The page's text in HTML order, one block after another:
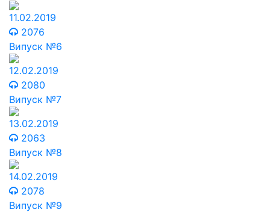
11.02.2019
2076
Випуск №6
12.02.2019
2080
Випуск №7
13.02.2019
2063
Випуск №8
14.02.2019
2078
Випуск №9